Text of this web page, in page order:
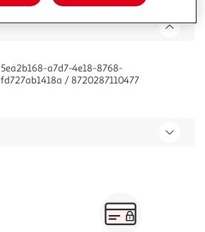
5ea2b168-a7d7-4e18-8768-
fd727ab1418a / 8720287110477